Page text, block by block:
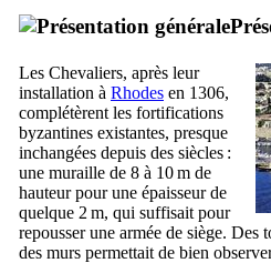
Les Chevaliers, après leur
installation à Rhodes en 1306,
complétèrent les fortifications
byzantines existantes, presque
inchangées depuis des siècles :
une muraille de 8 à 10 m de
hauteur pour une épaisseur de
quelque 2 m, qui suffisait pour
repousser une armée de siège. Des
des murs permettait de bien